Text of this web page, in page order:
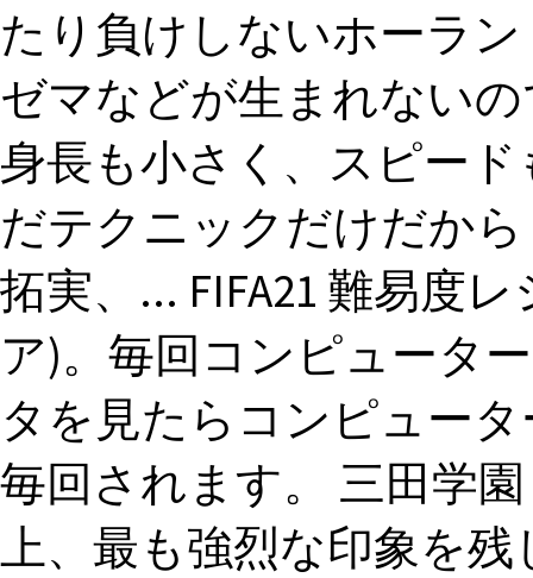
たり負けしないホーラ
ゼマなどが生まれない
身長も小さく、スピー
だテクニックだけだか
拓実、... FIFA21 難易度
ア)。毎回コンピュータ
タを見たらコンピュー
毎回されます。 三田学
上、最も強烈な印象を